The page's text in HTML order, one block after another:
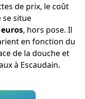
de prix, le coût
se situe
euros, hors pose. Il
en fonction du
de la douche et
à Escaudain.